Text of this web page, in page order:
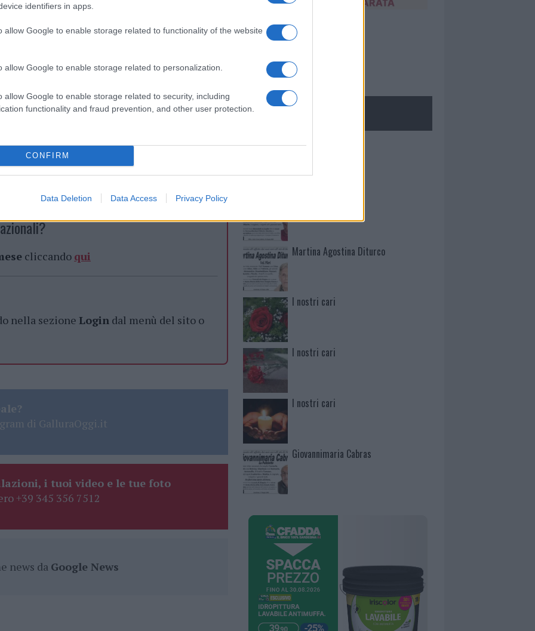
identifiers in apps.
allow Google to enable storage related to functionality of the website
allow Google to enable storage related to personalization.
allow Google to enable storage related to security, including
functionality and fraud prevention, and other user protection.
CONFIRM
Data Deletion Data Access Privacy Policy
comunicali. Pensa solo a cosa ti fa uscire
tratta di parlare con una persona cara? Un
umore.
Infine, lasciati coinvolgere in
nuovo. Il nuovo match ha un hobby insolito?
condividi i tuoi hobby con lui/lei.
cliccando qui
nella sezione Login dal menù del sito o
di GalluraOggi.it
i tuoi video e le tue foto
+39 345 356 7512
news da Google News
Mario Malu
Martina Agostina Diturco
I nostri cari
I nostri cari
I nostri cari
Giovannimaria Cabras